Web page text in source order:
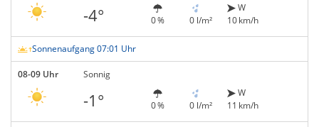
-4° 0 % 0 l/m²
W
10 km/h
Sonnenaufgang 07:01 Uhr
08-09 Uhr Sonnig
-1° 0 % 0 l/m²
W
11 km/h